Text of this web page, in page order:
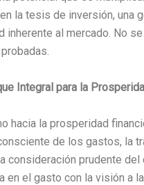
la tesis de inversión, una
inherente al mercado. No
Integral para la
hacia la prosperidad
de los gastos, la
consideración prudente
en el gasto con la visión a